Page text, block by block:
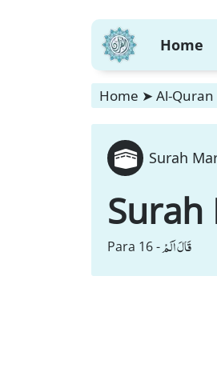
Home
Home ➤ Al-Quran
Surah
Surah
Para 16 -قَالَ اَلَمْ